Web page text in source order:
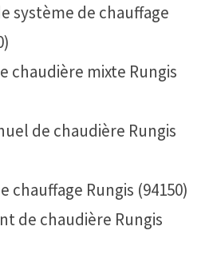
système de chauffage
chaudière mixte Rungis
de chaudière Rungis
chauffage Rungis (94150)
de chaudière Rungis